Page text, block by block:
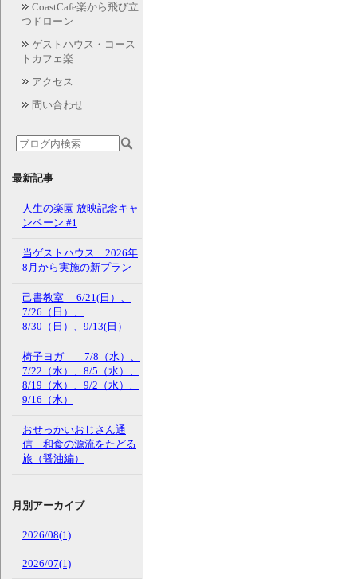
CoastCafe楽から飛び立
つドローン
ゲストハウス・コース
トカフェ楽
アクセス
問い合わせ
最新記事
人生の楽園 放映記念キャ
ンペーン #1
当ゲストハウス 2026年
8月から実施の新プラン
己書教室 6/21(日）、
7/26（日）、
8/30（日）、9/13(日）
椅子ヨガ 7/8（水）、
7/22（水）、8/5（水）、
8/19（水）、9/2（水）、
9/16（水）
おせっかいおじさん通
信 和食の源流をたどる
旅（醤油編）
月別アーカイブ
2026/08(1)
2026/07(1)